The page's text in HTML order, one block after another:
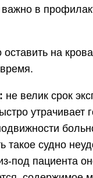
важно в
на
не велик срок
утрачивает
такое судно
под пациента